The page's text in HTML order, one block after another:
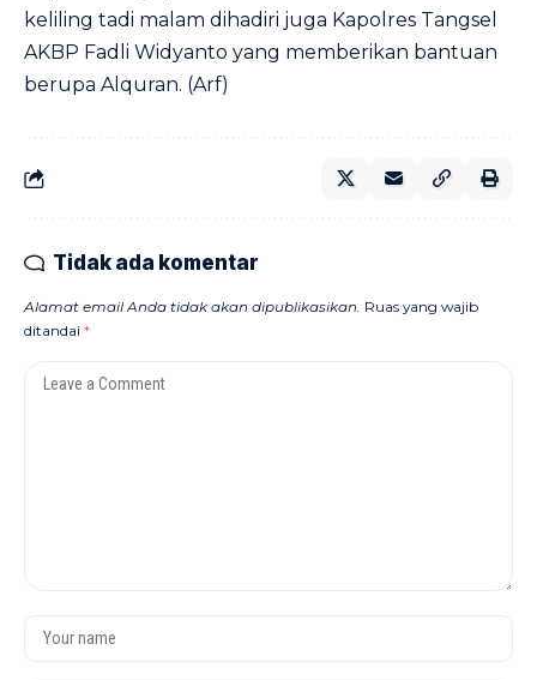
keliling tadi malam dihadiri juga Kapolres Tangsel
AKBP Fadli Widyanto yang memberikan bantuan
berupa Alquran. (Arf)
Tidak ada komentar
Alamat email Anda tidak akan dipublikasikan. Ruas yang wajib
ditandai *